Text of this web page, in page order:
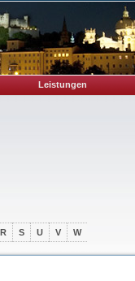
Leistungen
R S U V W